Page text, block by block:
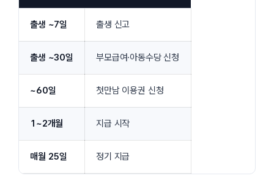
출생 ~7일 출생 신고
출생 ~30일 부모급여·아동수당 신청
~60일 첫만남 이용권 신청
1~2개월 지급 시작
매월 25일 정기 지급